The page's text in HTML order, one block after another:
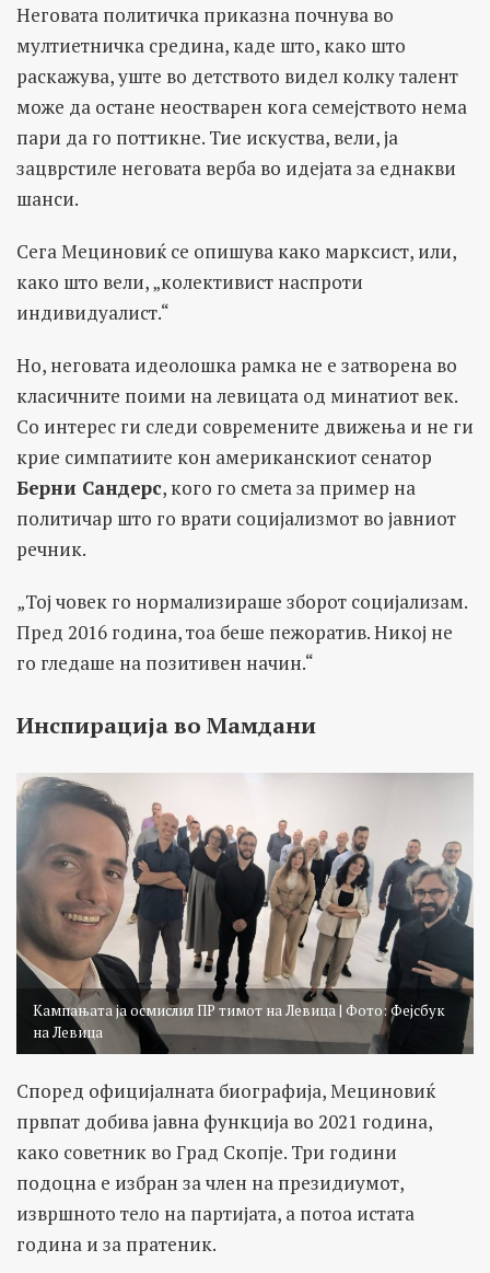
Неговата политичка приказна почнува во
мултиетничка средина, каде што, како што
раскажува, уште во детството видел колку талент
може да остане неостварен кога семејството нема
пари да го поттикне. Тие искуства, вели, ја
зацврстиле неговата верба во идејата за еднакви
шанси.
Сега Мециновиќ се опишува како марксист, или,
како што вели, „колективист наспроти
индивидуалист.“
Но, неговата идеолошка рамка не е затворена во
класичните поими на левицата од минатиот век.
Со интерес ги следи современите движења и не ги
крие симпатиите кон американскиот сенатор
Берни Сандерс, кого го смета за пример на
политичар што го врати социјализмот во јавниот
речник.
„Тој човек го нормализираше зборот социјализам.
Пред 2016 година, тоа беше пежоратив. Никој не
го гледаше на позитивен начин.“
Инспирација во Мамдани
Кампањата ја осмислил ПР тимот на Левица | Фото: Фејсбук
на Левица
Според официјалната биографија, Мециновиќ
првпат добива јавна функција во 2021 година,
како советник во Град Скопје. Три години
подоцна е избран за член на президиумот,
извршното тело на партијата, а потоа истата
година и за пратеник.